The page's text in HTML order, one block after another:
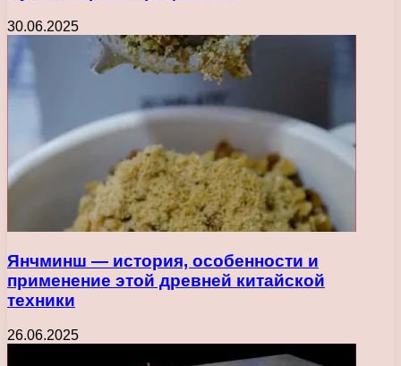
30.06.2025
Янчминш — история, особенности и
применение этой древней китайской
техники
26.06.2025